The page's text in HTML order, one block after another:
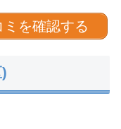
を確認する